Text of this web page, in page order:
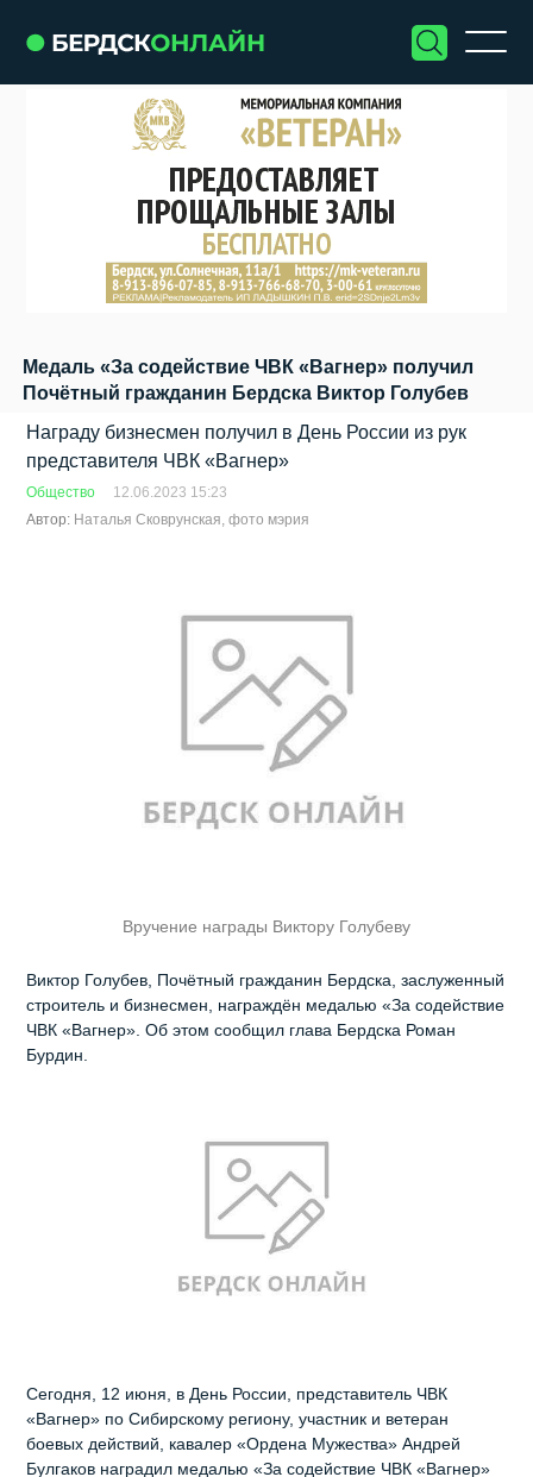
Медаль «За содействие ЧВК «Вагнер» получил
Почётный гражданин Бердска Виктор Голубев
Награду бизнесмен получил в День России из рук
представителя ЧВК «Вагнер»
Общество
12.06.2023 15:23
Автор: Наталья Сковрунская, фото мэрия
Вручение награды Виктору Голубеву
Виктор Голубев, Почётный гражданин Бердска, заслуженный
строитель и бизнесмен, награждён медалью «За содействие
ЧВК «Вагнер». Об этом сообщил глава Бердска Роман
Бурдин.
Сегодня, 12 июня, в День России, представитель ЧВК
«Вагнер» по Сибирскому региону, участник и ветеран
боевых действий, кавалер «Ордена Мужества» Андрей
Булгаков наградил медалью «За содействие ЧВК «Вагнер»